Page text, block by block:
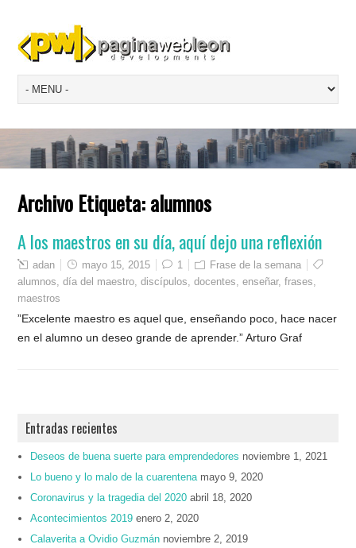
Archivo Etiqueta:alumnos
A los maestros en su día, aquí dejo una reflexión
adan mayo 15, 2015 1
Frase de la semana
alumnos ,día del maestro ,discípulos ,docentes ,enseñar,frases
maestros
”Excelente maestro es aquel que, enseñando poco, hace nacer
en el alumno un deseo grande de aprender.” Arturo Graf
Entradas recientes
Deseos de buena suerte para emprendedores noviembre 1, 2021
Lo bueno y lo malo de la cuarentena mayo 9, 2020
Coronavirus y la tragedia del 2020 abril 18, 2020
Acontecimientos 2019 enero 2, 2020
Calaverita a Ovidio Guzmán noviembre 2, 2019